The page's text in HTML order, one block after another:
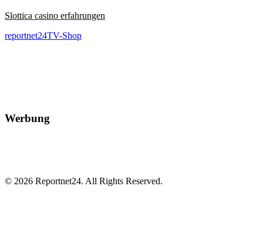
Slottica casino erfahrungen
reportnet24TV-Shop
Werbung
© 2026 Reportnet24. All Rights Reserved.